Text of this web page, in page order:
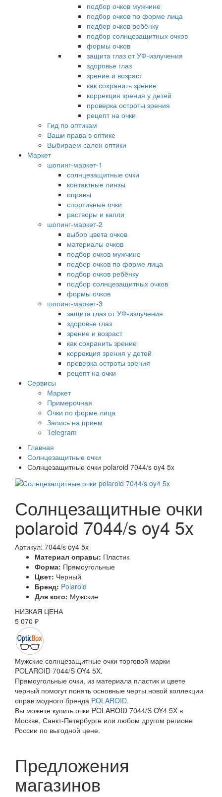
подбор очков мужчине
подбор очков по форме лица
подбор очков ребёнку
подбор солнцезащитных очков
формы очков
защита глаз от УФ-излучения
здоровье глаз
зрение и возраст
как сохранить зрение
коррекция зрения у детей
проверка остроты зрения
рецепт на очки
Гид по оптикам
Ваши права в оптике
Выбираем салон оптики
Маркет
шопинг-маркет-1
солнцезащитные очки
контактные линзы
оправы
спортивные очки
растворы и капли
шопинг-маркет-2
выбор цвета очков
материалы очков
подбор очков мужчине
подбор очков по форме лица
подбор очков ребёнку
подбор солнцезащитных очков
формы очков
шопинг-маркет-3
защита глаз от УФ-излучения
здоровье глаз
зрение и возраст
как сохранить зрение
коррекция зрения у детей
проверка остроты зрения
рецепт на очки
Сервисы
Маркет
Примерочная
Очки по форме лица
Запись на прием
Telegram
Главная
Солнцезащитные очки
Солнцезащитные очки polaroid 7044/s oy4 5x
Солнцезащитные очки
polaroid 7044/s oy4 5x
Артикул: 7044/s oy4 5x
Материал оправы: Пластик
Форма: Прямоугольные
Цвет: Черный
Бренд: Polaroid
Для кого: Мужские
НИЗКАЯ ЦЕНА
5 070 ₽
Мужские солнцезащитные очки торговой марки
POLAROID 7044/S OY4 5X.
Прямоугольные очки, из материала пластик и цвете
черный помогут понять основные черты новой коллекции
оправ модного бренда POLAROID.
Вы можете купить очки POLAROID 7044/S OY4 5X в
Москве, Санкт-Петербурге или любом другом регионе
России по выгодной цене.
Предложения
магазинов